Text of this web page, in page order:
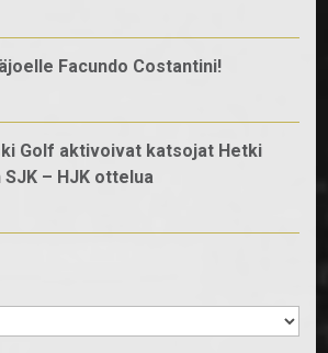
Facundo Costantini!
Golf aktivoivat katsojat Hetki
– HJK ottelua